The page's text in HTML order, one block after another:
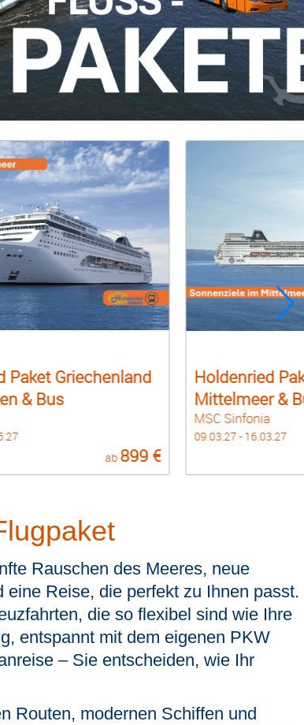
Paket Griechenland
& Bus
ab 899 €
Holdenried
Mittelmeer &
MSC Sinfonia
09.03.27 - 16.03.27
Rauschen des Meeres, neue
eine Reise, die perfekt zu Ihnen passt.
die so flexibel sind wie Ihre
entspannt mit dem eigenen PKW
– Sie entscheiden, wie Ihr
Routen, modernen Schiffen und